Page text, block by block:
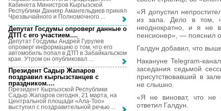
«Я допустил
из зала. Дело в том,
неоднократно, и я не
пенсионер», — пояснил
Галдун добавил, что
Накануне Telegram-
заседания седьмой
присутствовавший в
не слышно.
«Я не виноват, что не
ответил Галдун.
Кабинета Министров Кыргызской
Республики Данияр Амангельдиев принял
Чрезвычайного и Полномочного ...
Депутат Госдумы опроверг данные о
ДТП с его участием....
Депутат Госдумы Андрей Гурулев
опроверг информацию о том, что его
автомобиль попал в ДТП в Забайкальском
крае. Утром он опубликовал ...
Президент Садыр Жапаров
поздравил кыргызстанцев с
праздником....
Президент Кыргызской Республики
Садыр Жапаров сегодня, 21 марта, на
Центральной площади «Ала-Тоо»
выступил с поздравительной речью ...